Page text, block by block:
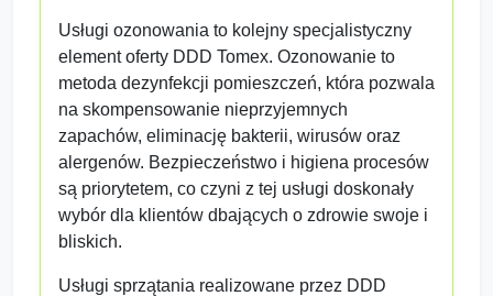
Usługi ozonowania to kolejny specjalistyczny
element oferty DDD Tomex. Ozonowanie to
metoda dezynfekcji pomieszczeń, która pozwala
na skompensowanie nieprzyjemnych
zapachów, eliminację bakterii, wirusów oraz
alergenów. Bezpieczeństwo i higiena procesów
są priorytetem, co czyni z tej usługi doskonały
wybór dla klientów dbających o zdrowie swoje i
bliskich.
Usługi sprzątania realizowane przez DDD